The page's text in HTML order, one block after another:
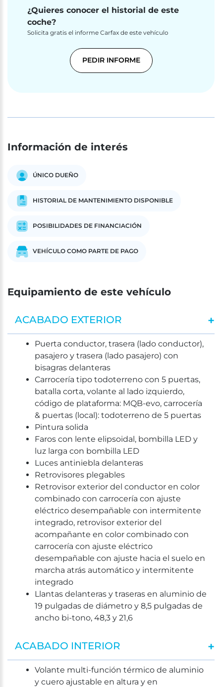
¿Quieres conocer el historial de este
coche?
Solicita gratis el informe Carfax de este vehículo
PEDIR INFORME
Información de interés
ÚNICO DUEÑO
HISTORIAL DE MANTENIMIENTO DISPONIBLE
POSIBILIDADES DE FINANCIACIÓN
VEHÍCULO COMO PARTE DE PAGO
Equipamiento de este vehículo
ACABADO EXTERIOR
Puerta conductor, trasera (lado conductor),
pasajero y trasera (lado pasajero) con
bisagras delanteras
Carrocería tipo todoterreno con 5 puertas,
batalla corta, volante al lado izquierdo,
código de plataforma: MQB-evo, carrocería
& puertas (local): todoterreno de 5 puertas
Pintura solida
Faros con lente elipsoidal, bombilla LED y
luz larga con bombilla LED
Luces antiniebla delanteras
Retrovisores plegables
Retrovisor exterior del conductor en color
combinado con carrocería con ajuste
eléctrico desempañable con intermitente
integrado, retrovisor exterior del
acompañante en color combinado con
carrocería con ajuste eléctrico
desempañable con ajuste hacia el suelo en
marcha atrás automático y intermitente
integrado
Llantas delanteras y traseras en aluminio de
19 pulgadas de diámetro y 8,5 pulgadas de
ancho bi-tono, 48,3 y 21,6
ACABADO INTERIOR
Volante multi-función térmico de aluminio
y cuero ajustable en altura y en